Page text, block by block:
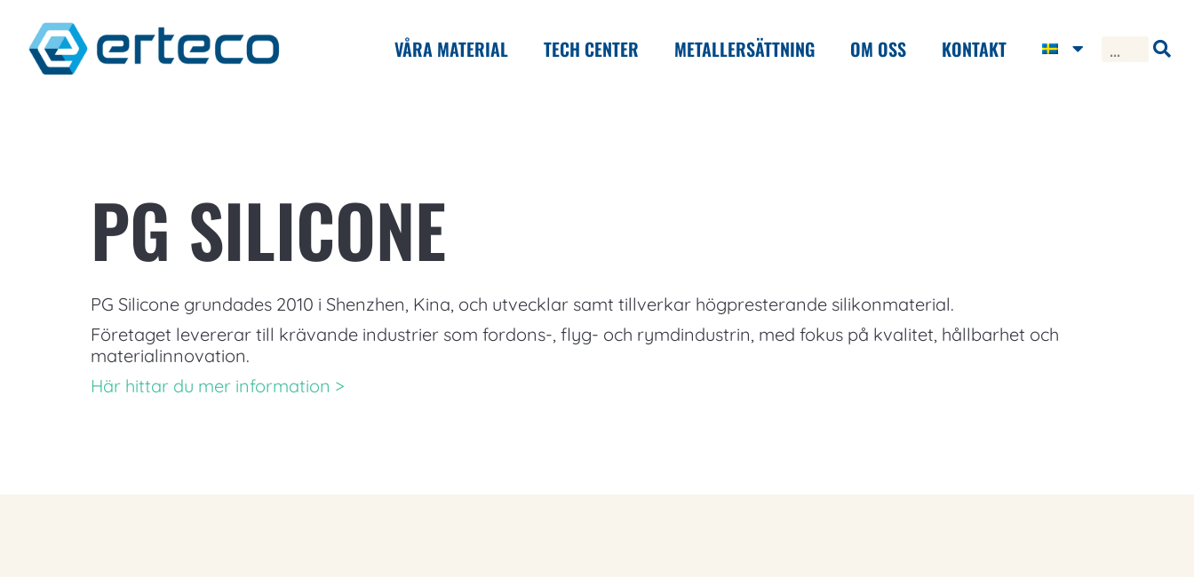
VÅRA MATERIAL TECH CENTER METALLERSÄTTNING OM OSS KONTAKT
PG SILICONE
PG Silicone grundades 2010 i Shenzhen, Kina, och utvecklar samt tillverkar högpresterande silikonmaterial.
Företaget levererar till krävande industrier som fordons-, flyg- och rymdindustrin, med fokus på kvalitet, hållbarhet och
materialinnovation.
Här hittar du mer information >